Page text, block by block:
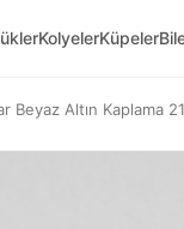
KolyelerKüpeler
Beyaz Altın Kaplama